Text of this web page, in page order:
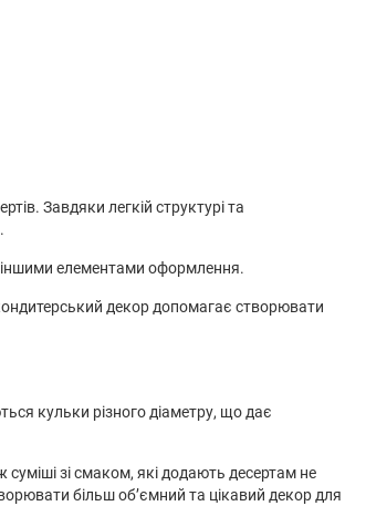
Завдяки легкій структурі та
іншими елементами оформлення.
декор допомагає створювати
кульки різного діаметру, що дає
суміші зі смаком, які додають десертам не
більш об’ємний та цікавий декор для